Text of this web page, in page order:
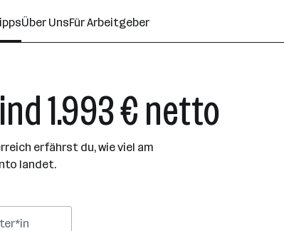
Über UnsFür Arbeitgeber
1.993 € netto
erfährst du, wie viel am
landet.